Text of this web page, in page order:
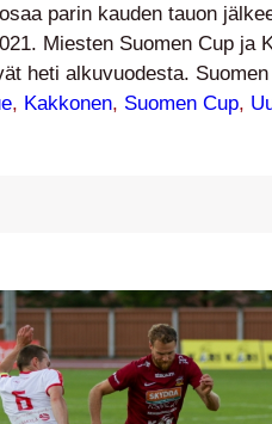
parin kauden tauon
Miesten Suomen Cup ja
heti alkuvuodesta.
otteluohjelma on
, Kakkonen, Suomen Cup,